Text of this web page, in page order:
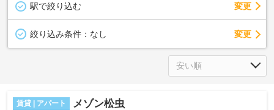
駅で絞り込む 変更
絞り込み条件： なし 変更
賃貸 | アパート メゾン松虫